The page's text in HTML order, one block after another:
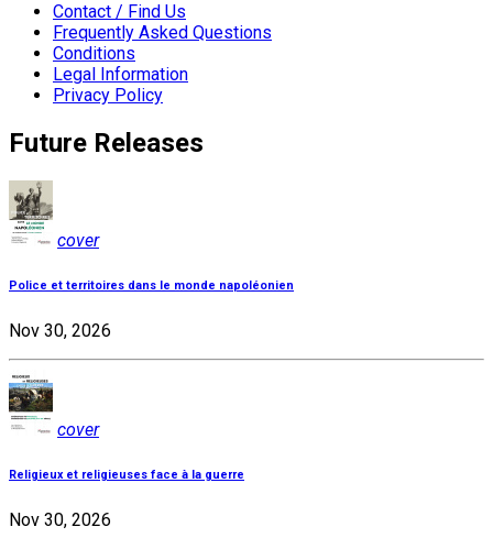
Contact / Find Us
Frequently Asked Questions
Conditions
Legal Information
Privacy Policy
Future Releases
cover
Police et territoires dans le monde napoléonien
Nov 30, 2026
cover
Religieux et religieuses face à la guerre
Nov 30, 2026